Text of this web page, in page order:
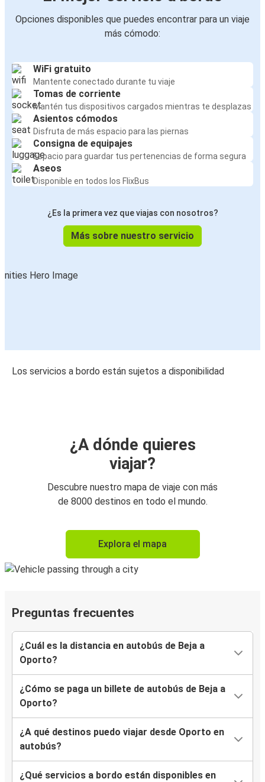
Opciones disponibles que puedes encontrar para un viaje
más cómodo:
WiFi gratuito
Mantente conectado durante tu viaje
Tomas de corriente
Mantén tus dispositivos cargados mientras te desplazas
Asientos cómodos
Disfruta de más espacio para las piernas
Consigna de equipajes
Espacio para guardar tus pertenencias de forma segura
Aseos
Disponible en todos los FlixBus
¿Es la primera vez que viajas con nosotros?
Más sobre nuestro servicio
Los servicios a bordo están sujetos a disponibilidad
¿A dónde quieres
viajar?
Descubre nuestro mapa de viaje con más
de 8000 destinos en todo el mundo.
Explora el mapa
Preguntas frecuentes
¿Cuál es la distancia en autobús de Beja a
Oporto?
¿Cómo se paga un billete de autobús de Beja a
Oporto?
¿A qué destinos puedo viajar desde Oporto en
autobús?
¿Qué servicios a bordo están disponibles en